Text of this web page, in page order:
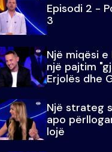
Episodi 2 -
3
Një miqësi
një pajtim
Erjolës dhe
Një strateg
apo
lojë